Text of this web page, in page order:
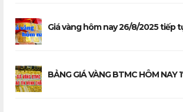
Giá vàng hôm nay 26/8/2025 tiếp
BẢNG GIÁ VÀNG BTMC HÔM NAY